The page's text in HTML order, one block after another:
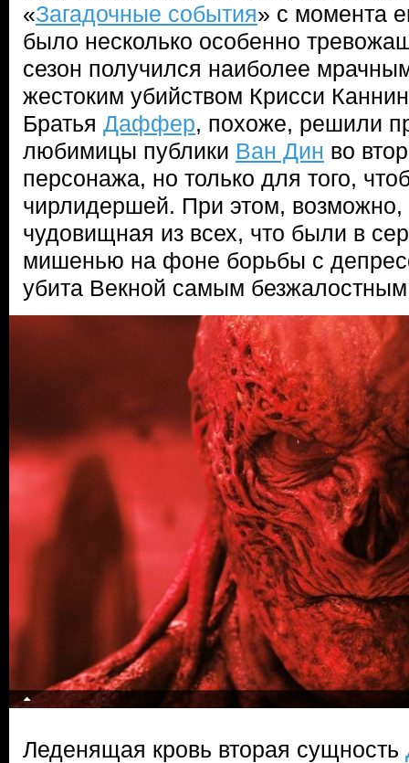
«Загадочные события» с момента
было несколько особенно
сезон получился наиболее
жестоким убийством Крисси
Братья Даффер, похоже, решили
любимицы публики Ван Дин во
персонажа, но только для того,
чирлидершей. При этом, возможно,
чудовищная из всех, что были в
мишенью на фоне борьбы с
убита Векной самым
Леденящая кровь вторая сущность